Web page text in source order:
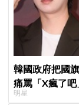
韓國政府把國
痛罵「X瘋了
明星